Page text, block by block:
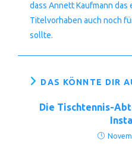
dass Annett Kaufmann das
Titelvorhaben auch noch
sollte.
DAS KÖNNTE DIR
Die Tischtennis-